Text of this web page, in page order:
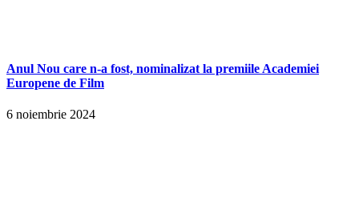
Anul Nou care n-a fost, nominalizat la premiile Academiei
Europene de Film
6 noiembrie 2024